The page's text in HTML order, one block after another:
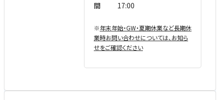
間
17:00
※年末年始・GW・夏期休業など⻑期休
業時お問い合わせについては、お知ら
せをご確認ください